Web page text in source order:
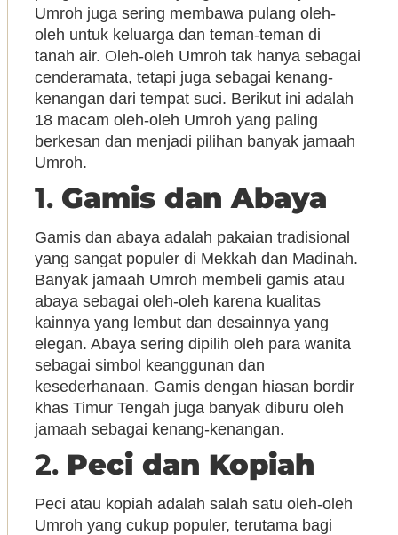
Umroh juga sering membawa pulang oleh-
oleh untuk keluarga dan teman-teman di
tanah air. Oleh-oleh Umroh tak hanya sebagai
cenderamata, tetapi juga sebagai kenang-
kenangan dari tempat suci. Berikut ini adalah
18 macam oleh-oleh Umroh yang paling
berkesan dan menjadi pilihan banyak jamaah
Umroh.
1. Gamis dan Abaya
Gamis dan abaya adalah pakaian tradisional
yang sangat populer di Mekkah dan Madinah.
Banyak jamaah Umroh membeli gamis atau
abaya sebagai oleh-oleh karena kualitas
kainnya yang lembut dan desainnya yang
elegan. Abaya sering dipilih oleh para wanita
sebagai simbol keanggunan dan
kesederhanaan. Gamis dengan hiasan bordir
khas Timur Tengah juga banyak diburu oleh
jamaah sebagai kenang-kenangan.
2. Peci dan Kopiah
Peci atau kopiah adalah salah satu oleh-oleh
Umroh yang cukup populer, terutama bagi